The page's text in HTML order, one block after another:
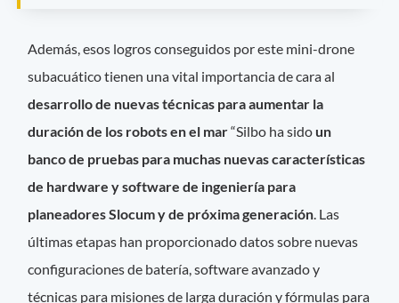
Además, esos logros conseguidos por este mini-drone
subacuático tienen una vital importancia de cara al
desarrollo de nuevas técnicas para aumentar la
duración de los robots en el mar“Silbo ha sido un
banco de pruebas para muchas nuevas características
de hardware y software de ingeniería para
planeadores Slocum y de próxima generación. Las
últimas etapas han proporcionado datos sobre nuevas
configuraciones de batería, software avanzado y
técnicas para misiones de larga duración y fórmulas para